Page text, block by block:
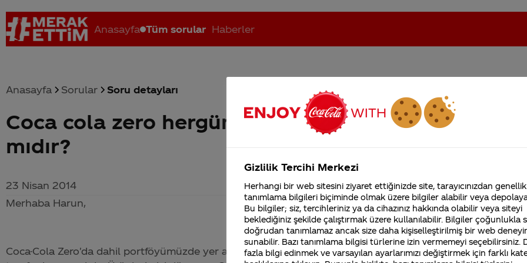
Anasayfa Tüm sorular Haberler
Coca-Cola nerenin malı? Coca cola İsrail malı mı Yani ... Coca-Cola'nın Filistin'de fabr... Coca-Cola’yı kim buldu?
Anasayfa Sorular Soru detayları
Coca cola zero hergün 1 bardak içilse vücut için
mıdır?
23 Nisan 2014
Merhaba Harun,
Coca-Cola Zero'da dahil portföyümüzde yer alan tüm ürünlerimiz güvenli, ürünlerimizin içerikleri gıda
Coca-Cola Şirketi
merak ettikleriniz.
Fabrikalarımız,
sertifikalarımız, faaliyet
gösterdiğimiz ülkeler,
tarihçemiz ve daha
Gizlilik Tercihi Merkezi
Herhangi bir web sitesini ziyaret ettiğinizde site, tarayıcınızdan
tanımlama bilgileri biçiminde olmak üzere bilgiler alabilir veya
Bu bilgiler; siz, tercihleriniz ya da cihazınız hakkında olabilir veya siteyi
beklediğiniz şekilde çalıştırmak üzere kullanılabilir. Bilgiler çoğunlukla
doğrudan tanımlamaz ancak size daha kişiselleştirilmiş bir web
sunabilir. Bazı tanımlama bilgisi türlerine izin vermemeyi seçebilirsiniz.
fazla bilgi edinmek ve varsayılan ayarlarımızı değiştirmek için farklı